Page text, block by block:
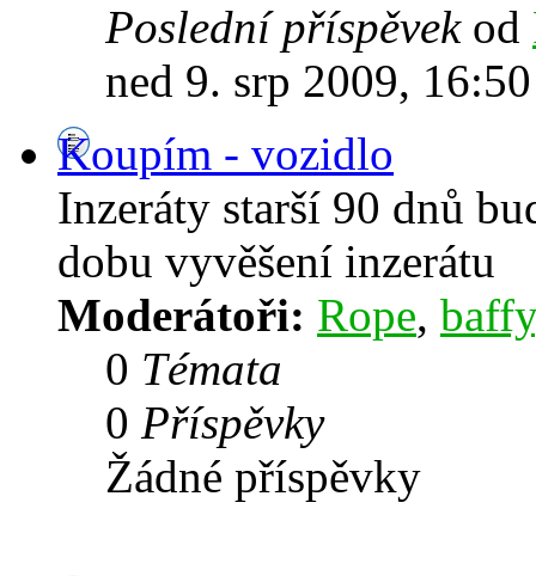
Poslední příspěvekod
ned 9. srp 2009, 16:50
Koupím - vozidlo
Inzeráty starší 90 dnů
dobu vyvěšení inzerátu
Moderátoři: Rope, baffy
0 Témata
0 Příspěvky
Žádné příspěvky